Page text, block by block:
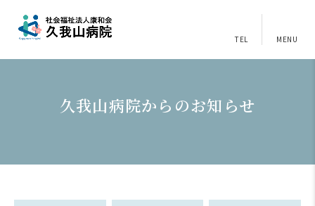
TEL MENU
久我山病院からのお知らせ